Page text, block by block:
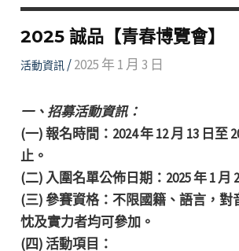
2025 誠品【青春博覽會】
活動資訊/2025 年 1 月 3 日
一、招募活動資訊：
(一) 報名時間：2024 年 12 月 13 日至
止。
(二) 入圍名單公佈日期：2025 年 1 月
(三) 參賽資格：不限國籍、語言，對
忱及實力者均可參加。
(四) 活動項目：